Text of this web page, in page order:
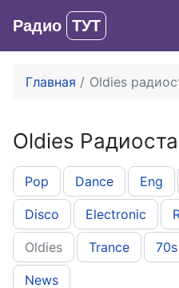
Радио ТУТ
Главная Oldies
Oldies
Pop Dance Eng
Disco Electronic
Oldies Trance 70s
News